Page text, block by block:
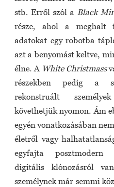
stb. Erről szól a Black
része, ahol a meghalt
adatokat egy robotba
azt a benyomást keltve,
élne. A White Christmass
részekben pedig a
rekonstruált
követhetjük nyomon. Ám
egyén vonatkozásában
életről vagy
egyfajta posztmodern
digitális klónozásról
személynek már semmi